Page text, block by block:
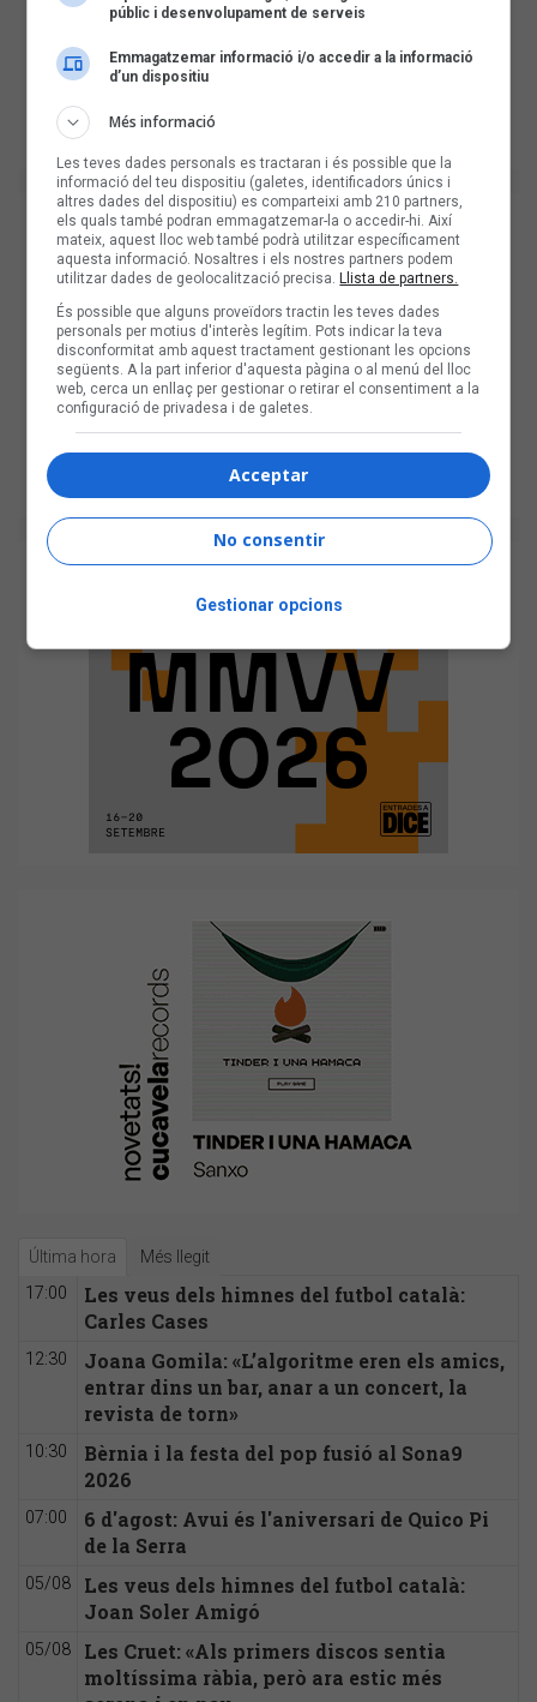
Última hora Més llegit
17:00
Les veus dels himnes del futbol català:
Carles Cases
12:30
Joana Gomila: «L’algoritme eren els amics,
entrar dins un bar, anar a un concert, la
revista de torn»
10:30
Bèrnia i la festa del pop fusió al Sona9
2026
07:00
6 d'agost: Avui és l'aniversari de Quico Pi
de la Serra
05/08
Les veus dels himnes del futbol català:
Joan Soler Amigó
05/08
Les Cruet: «Als primers discos sentia
moltíssima ràbia, però ara estic més
públic i desenvolupament de serveis
Emmagatzemar informació i/o accedir a la informació
d’un dispositiu
Més informació
Les teves dades personals es tractaran i és possible que la
informació del teu dispositiu (galetes, identificadors únics i
altres dades del dispositiu) es comparteixi amb 210 partners,
els quals també podran emmagatzemar-la o accedir-hi. Així
mateix, aquest lloc web també podrà utilitzar específicament
aquesta informació. Nosaltres i els nostres partners podem
utilitzar dades de geolocalització precisa.Llista de partners.
És possible que alguns proveïdors tractin les teves dades
personals per motius d'interès legítim. Pots indicar la teva
disconformitat amb aquest tractament gestionant les opcions
següents. A la part inferior d'aquesta pàgina o al menú del lloc
web, cerca un enllaç per gestionar o retirar el consentiment a la
configuració de privadesa i de galetes.
Acceptar
No consentir
Gestionar opcions